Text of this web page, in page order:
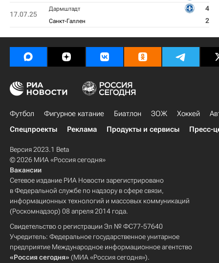
17.07.25
Дармштадт 4
Санкт-Галлен 2
Футбол Фигурное катание Биатлон ЗОЖ Хоккей
Спецпроекты
Реклама Продукты и сервисы Пресс-
Версия 2023.1 Beta
© 2026 МИА «Россия сегодня»
Вакансии
Сетевое издание РИА Новости зарегистрировано
в Федеральной службе по надзору в сфере связи,
информационных технологий и массовых коммуникаций
(Роскомнадзор) 08 апреля 2014 года.
Свидетельство о регистрации Эл № ФС77-57640
Учредитель: Федеральное государственное унитарное
предприятие Международное информационное агентство
«Россия сегодня» (МИА «Россия сегодня»).